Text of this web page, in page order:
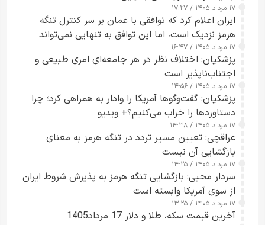
۱۷ مرداد ۱۴۰۵ / ۱۷:۲۷
ایران اعلام کرد که توافقی با عمان بر سر کنترل تنگه
هرمز نزدیک است، اما این توافق به تنهایی نمی‌تواند
آبراه را آزاد کند
۱۷ مرداد ۱۴۰۵ / ۱۶:۴۷
پزشکیان: اختلاف نظر در هر جامعه‌ای امری طبیعی و
اجتناب‌ناپذیر است
۱۷ مرداد ۱۴۰۵ / ۱۴:۵۶
پزشکیان: گفت‌وگوها آمریکا را وادار به همراهی کرد؛ چرا
دستاوردها را خراب می‌کنیم؟+ ویدیو
۱۷ مرداد ۱۴۰۵ / ۱۴:۳۸
عراقچی: تعیین مسیر تردد در تنگه هرمز به معنای
بازگشایی آن نیست
۱۷ مرداد ۱۴۰۵ / ۱۴:۲۵
سردار محبی: بازگشایی تنگه هرمز به پذیرش شروط ایران
از سوی آمریکا وابسته است
۱۷ مرداد ۱۴۰۵ / ۱۳:۲۵
آخرین قیمت سکه، طلا و دلار 17 مرداد1405